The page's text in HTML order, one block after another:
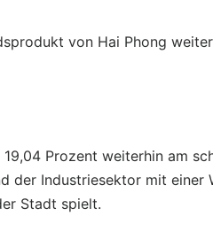
von Hai Phong
Prozent weiterhin am
der Industriesektor mit einer
Stadt spielt.